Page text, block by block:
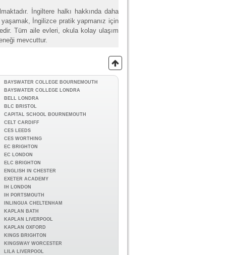
İngiltere halkı hakkında daha
İngilizce pratik yapmanız için
Tüm aile evleri, okula kolay ulaşım
mevcuttur.
BAYSWATER COLLEGE BOURNEMOUTH
BAYSWATER COLLEGE LONDRA
BELL LONDRA
BLC BRISTOL
CAPITAL SCHOOL BOURNEMOUTH
CELT CARDIFF
CES LEEDS
CES WORTHING
EC BRIGHTON
EC LONDON
ELC BRIGHTON
ENGLISH IN CHESTER
EXETER ACADEMY
IH LONDON
IH PORTSMOUTH
INLINGUA CHELTENHAM
KAPLAN BATH
KAPLAN LIVERPOOL
KAPLAN OXFORD
KINGS BRIGHTON
KINGSWAY WORCESTER
LILA LIVERPOOL